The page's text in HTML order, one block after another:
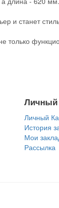
и станет
только
Личный
Личный
История
Мои
Рассылка